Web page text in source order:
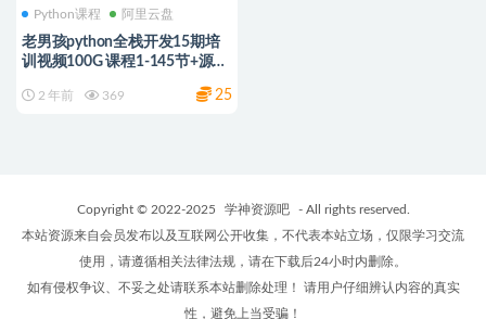
Python课程 阿里云盘
老男孩python全栈开发15期培
训视频100G 课程1-145节+源码
2 年前 369 25
Copyright © 2022-2025 学神资源吧
- All rights reserved.
本站资源来自会员发布以及互联网公开收集，不代表本站立场，仅限学习交流
使用，请遵循相关法律法规，请在下载后24小时内删除。
如有侵权争议、不妥之处请联系本站删除处理！ 请用户仔细辨认内容的真实
性，避免上当受骗！